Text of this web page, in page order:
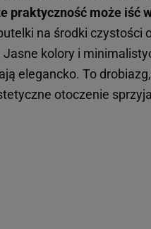
praktyczność może iść
na środki czystości
kolory i
elegancko. To
otoczenie